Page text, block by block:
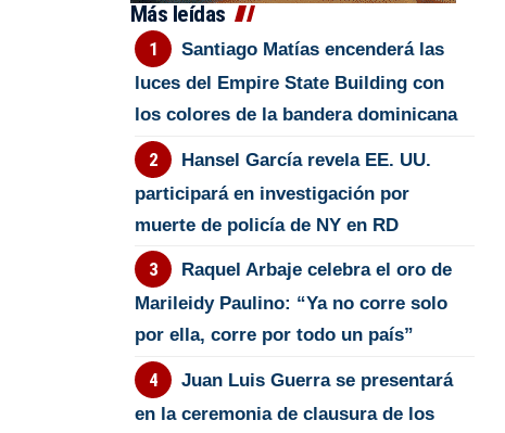
Más leídas
Santiago Matías encenderá las
luces del Empire State Building con
los colores de la bandera dominicana
Hansel García revela EE. UU.
participará en investigación por
muerte de policía de NY en RD
Raquel Arbaje celebra el oro de
Marileidy Paulino: “Ya no corre solo
por ella, corre por todo un país”
Juan Luis Guerra se presentará
en la ceremonia de clausura de los